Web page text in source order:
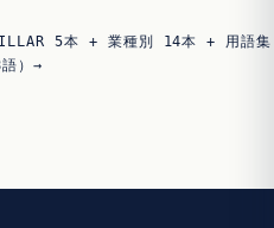
PILLAR 5本 + 業種別 14本 + 用語集
）→